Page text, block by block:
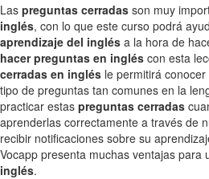
Las preguntas cerradas son muy
inglés, con lo que este curso podrá
aprendizaje del inglés a la hora de
hacer preguntas en inglés con esta
cerradas en inglés le permitirá
tipo de preguntas tan comunes en la
practicar estas preguntas cerradas
aprenderlas correctamente a través de
recibir notificaciones sobre su
Vocapp presenta muchas ventajas para
inglés.